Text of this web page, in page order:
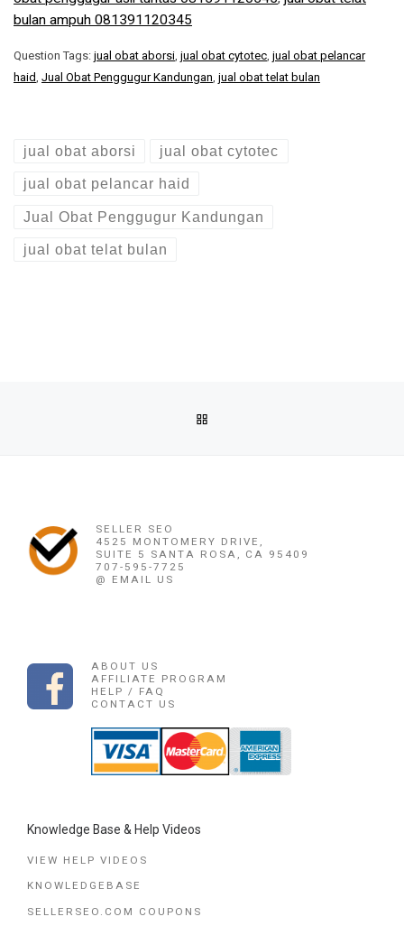
bulan ampuh 081391120345
Question Tags: jual obat aborsi jual obat cytotec jual obat pelancar
haid Jual Obat Penggugur Kandungan jual obat telat bulan
jual obat aborsi jual obat cytotec
jual obat pelancar haid
Jual Obat Penggugur Kandungan
jual obat telat bulan
SELLER SEO
4525 MONTOMERY DRIVE,
SUITE 5 SANTA ROSA, CA 95409
707-595-7725
@ EMAIL US
ABOUT US
AFFILIATE PROGRAM
HELP / FAQ
CONTACT US
Knowledge Base & Help Videos
VIEW HELP VIDEOS
KNOWLEDGEBASE
SELLERSEO.COM COUPONS